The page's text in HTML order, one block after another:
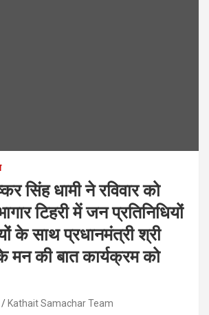
सिंह धामी ने रविवार को
टिहरी में जन प्रतिनिधियों
के साथ प्रधानमंत्री श्री
मन की बात कार्यक्रम को
Kathait Samachar Team